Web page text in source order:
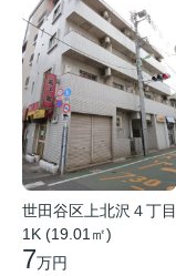
世田谷区上北沢４丁目
1K (19.01㎡)
7万円